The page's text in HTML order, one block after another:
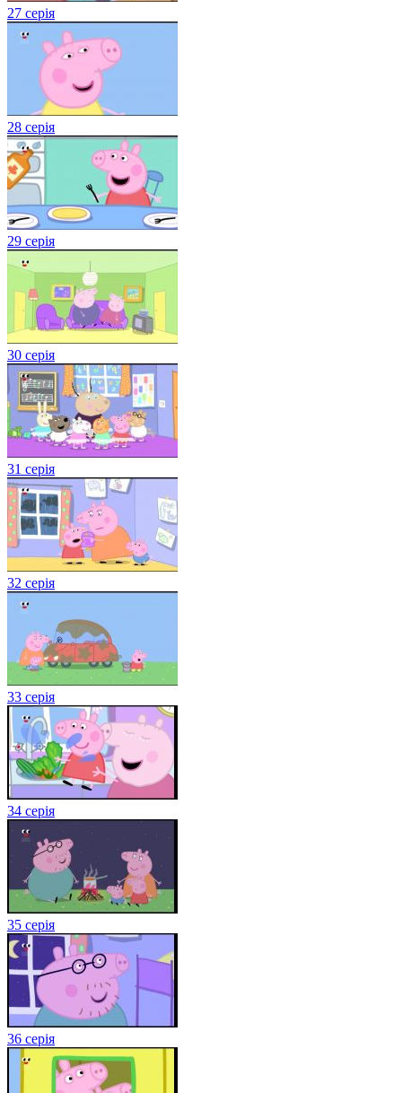
27 серія
28 серія
29 серія
30 серія
31 серія
32 серія
33 серія
34 серія
35 серія
36 серія